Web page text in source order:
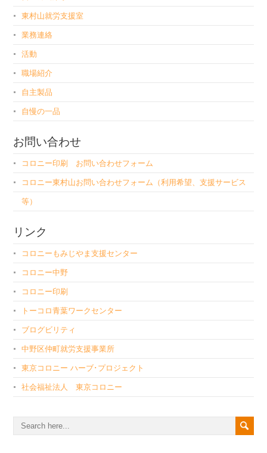
東村山就労支援室
業務連絡
活動
職場紹介
自主製品
自慢の一品
お問い合わせ
コロニー印刷 お問い合わせフォーム
コロニー東村山お問い合わせフォーム（利用希望、支援サービス
等）
リンク
コロニーもみじやま支援センター
コロニー中野
コロニー印刷
トーコロ青葉ワークセンター
ブログビリティ
中野区仲町就労支援事業所
東京コロニー ハーブ･プロジェクト
社会福祉法人 東京コロニー